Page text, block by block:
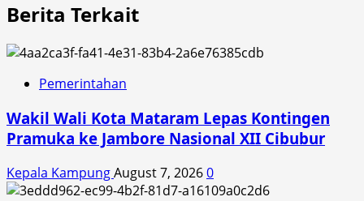
Berita Terkait
Pemerintahan
Wakil Wali Kota Mataram Lepas Kontingen
Pramuka ke Jambore Nasional XII Cibubur
Kepala KampungAugust 7, 20260